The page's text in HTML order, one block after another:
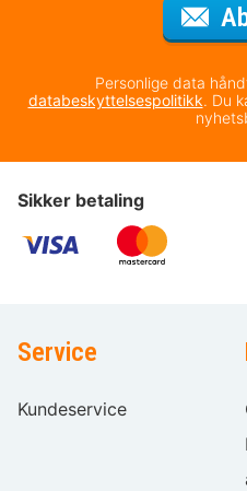
Personlige data
databeskyttelsespolitikk. Du
Sikker betaling
Service
Kundeservice